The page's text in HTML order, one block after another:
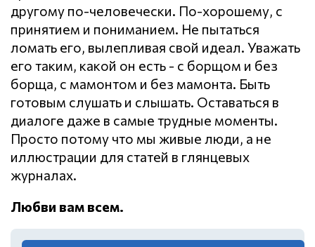
другому по-человечески. По-хорошему, с
принятием и пониманием. Не пытаться
ломать его, вылепливая свой идеал. Уважать
его таким, какой он есть - с борщом и без
борща, с мамонтом и без мамонта. Быть
готовым слушать и слышать. Оставаться в
диалоге даже в самые трудные моменты.
Просто потому что мы живые люди, а не
иллюстрации для статей в глянцевых
журналах.
Любви вам всем.